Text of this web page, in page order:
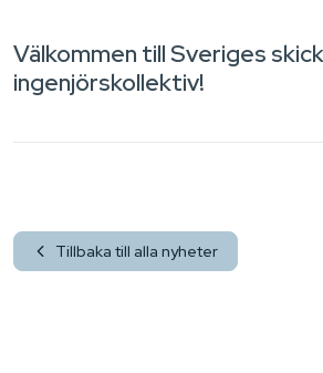
Välkommen till Sveriges
ingenjörskollektiv!
Tillbaka till alla nyheter